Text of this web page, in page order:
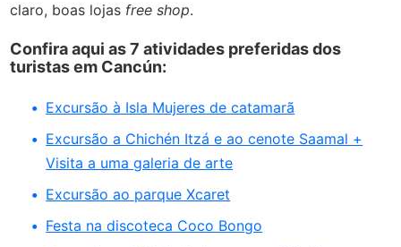
claro, boas lojas free shop.
Confira aqui as 7 atividades preferidas dos
turistas em Cancún:
Excursão à Isla Mujeres de catamarã
Excursão a Chichén Itzá e ao cenote Saamal +
Visita a uma galeria de arte
Excursão ao parque Xcaret
Festa na discoteca Coco Bongo